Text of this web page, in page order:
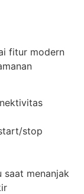
fitur modern
stop
menanjak